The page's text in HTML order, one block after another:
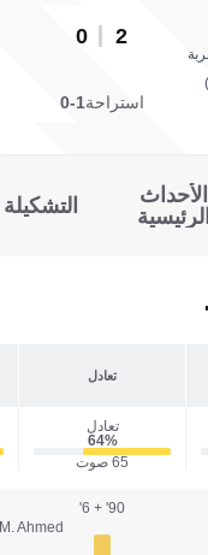
(45'+7' ضربة
2
0
استراحة1-0
الأحداث
الرئيسية
التشكيلة
تعادل
تعادل
64‎%‎
65 صوت
M. Ahmed
90' + 6'